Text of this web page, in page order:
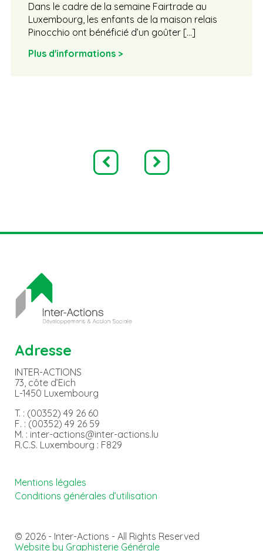
Dans le cadre de la semaine Fairtrade au
Luxembourg, les enfants de la maison relais
Pinocchio ont bénéficié d’un goûter […]
Plus d'informations >
Adresse
INTER-ACTIONS
73, côte d’Eich
L-1450 Luxembourg
T. : (00352) 49 26 60
F. : (00352) 49 26 59
M. : inter-actions@inter-actions.lu
R.C.S. Luxembourg : F829
Mentions légales
Conditions générales d’utilisation
© 2026 - Inter-Actions - All Rights Reserved
Website by Graphisterie Générale